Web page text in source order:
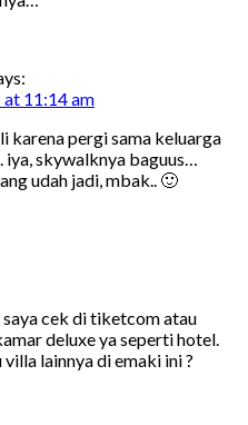
11:14 am
karena pergi sama keluarga
iya, skywalknya baguus…
udah jadi, mbak.. 🙂
cek di tiketcom atau
deluxe ya seperti hotel.
lainnya di emaki ini ?